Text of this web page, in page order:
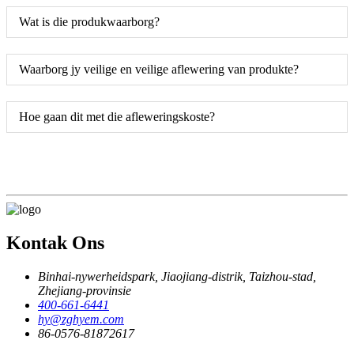
Wat is die produkwaarborg?
Waarborg jy veilige en veilige aflewering van produkte?
Hoe gaan dit met die afleweringskoste?
Kontak Ons
Binhai-nywerheidspark, Jiaojiang-distrik, Taizhou-stad,
Zhejiang-provinsie
400-661-6441
hy@zghyem.com
86-0576-81872617